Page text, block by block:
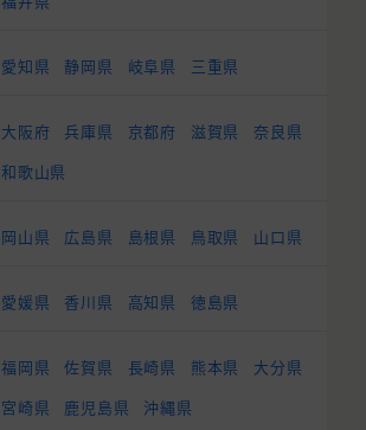
愛知県 静岡県 岐阜県 三重県
大阪府 兵庫県 京都府 滋賀県
奈良県
和歌山県
岡山県 広島県 島根県 鳥取県 山口県
愛媛県 香川県 高知県 徳島県
福岡県 佐賀県 長崎県 熊本県
大分県
宮崎県
鹿児島県 沖縄県